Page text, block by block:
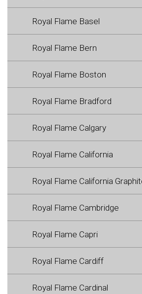
Royal Flame Basel
Royal Flame Bern
Royal Flame Boston
Royal Flame Bradford
Royal Flame Calgary
Royal Flame California
Royal Flame California
Royal Flame Cambridge
Royal Flame Capri
Royal Flame Cardiff
Royal Flame Cardinal